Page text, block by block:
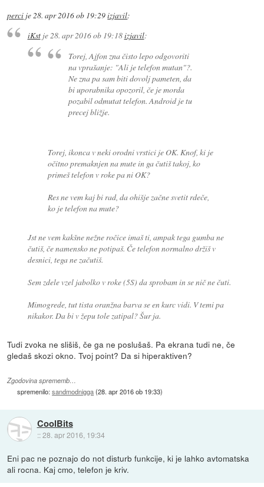
perci je28. apr 2016 ob 19:29izjavil:
iKstje28. apr 2016 ob 19:18izjavil:
Torej, Ajfon zna čisto lepo odgovoriti
na vprašanje: "Ali je telefon mutan"?.
Ne zna pa sam biti dovolj pameten, da
bi uporabnika opozoril, če je morda
pozabil odmutat telefon. Android je tu
precej bližje.
Torej, ikonca v neki orodni vrstici je OK. Knof, ki je
očitno premaknjen na mute in ga čutiš takoj, ko
primeš telefon v roke pa ni OK?
Res ne vem kaj bi rad, da ohišje začne svetit rdeče,
ko je telefon na mute?
Jst ne vem kakšne nežne ročice imaš ti, ampak tega gumba ne
čutiš, če namensko ne potipaš. Če telefon normalno držiš v
desnici, tega ne začutiš.
Sem zdele vzel jabolko v roke (5S) da sprobam in se nič ne čuti.
Mimogrede, tut tista oranžna barva se en kurc vidi. V temi pa
nikakor. Da bi v žepu tole zatipal? Šur ja.
Tudi zvoka ne slišiš, če ga ne poslušaš. Pa ekrana tudi ne, če
gledaš skozi okno. Tvoj point? Da si hiperaktiven?
Zgodovina sprememb…
spremenilo:sandmodnigga(28. apr 2016 ob 19:33)
CoolBits
::28. apr 2016, 19:34
Eni pac ne poznajo do not disturb funkcije, ki je lahko avtomatska
ali rocna. Kaj cmo, telefon je kriv.